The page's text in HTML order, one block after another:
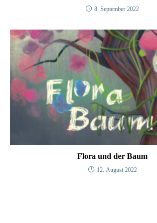
8. September 2022
Flora und der Baum
12. August 2022